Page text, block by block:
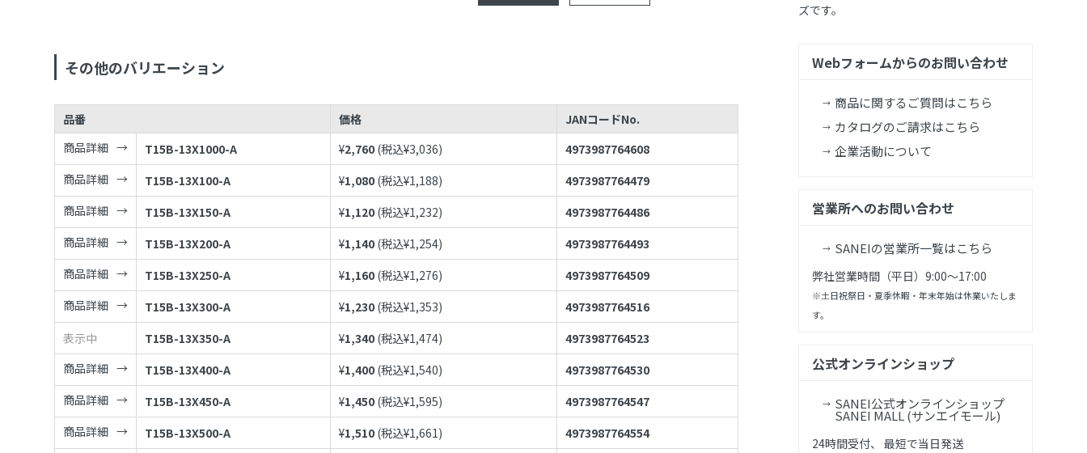
その他のバリエーション
品番 価格
JANコードNo.
商品詳細
T15B-13X1000-A ¥2,760 (税込¥3,036)
4973987764608
商品詳細
T15B-13X100-A ¥1,080 (税込¥1,188)
4973987764479
商品詳細
T15B-13X150-A ¥1,120 (税込¥1,232)
4973987764486
商品詳細
T15B-13X200-A ¥1,140 (税込¥1,254)
4973987764493
商品詳細
T15B-13X250-A ¥1,160 (税込¥1,276)
4973987764509
商品詳細
T15B-13X300-A ¥1,230 (税込¥1,353)
4973987764516
表示中
T15B-13X350-A ¥1,340 (税込¥1,474)
4973987764523
商品詳細
T15B-13X400-A ¥1,400 (税込¥1,540)
4973987764530
商品詳細
T15B-13X450-A ¥1,450 (税込¥1,595)
4973987764547
商品詳細
T15B-13X500-A ¥1,510 (税込¥1,661)
4973987764554
ズです。
Webフォームからのお問い合わせ
商品に関するご質問はこちら
カタログのご請求はこちら
企業活動について
営業所へのお問い合わせ
SANEIの営業所一覧はこちら
弊社営業時間（平日）9:00～17:00
※土日祝祭日・夏季休暇・年末年始は休業いたしま
す。
公式オンラインショップ
SANEI公式オンラインショップ
SANEI MALL (サンエイモール)
24時間受付、 最短で当日発送